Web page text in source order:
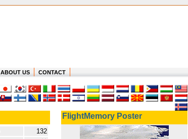
ABOUT US CONTACT
FlightMemory Poster
132